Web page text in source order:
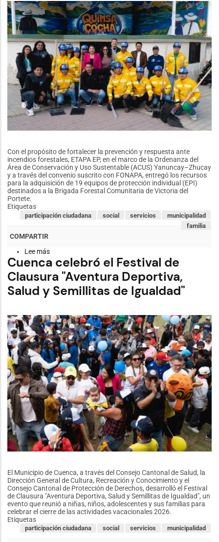
Cuenca
se
mantienen
sin
cambios
Con el propósito de fortalecer la prevención y respuesta ante
incendios forestales, ETAPA EP, en el marco de la Ordenanza del
Área de Conservación y Uso Sustentable (ACUS) Yanuncay–Zhucay
y a través del convenio suscrito con FONAPA, entregó los recursos
para la adquisición de 19 equipos de protección individual (EPI)
destinados a la Brigada Forestal Comunitaria de Victoria del
Portete.
Etiquetas
municipalidad
servicios
social
participación ciudadana
familia
Lee más
ETAPA
EP
fortalece
las
brigadas
con
nuevos
equipos
de
protección
Cuenca celebró el Festival de
Clausura "Aventura Deportiva,
Salud y Semillitas de Igualdad"
El Municipio de Cuenca, a través del Consejo Cantonal de Salud, la
Dirección General de Cultura, Recreación y Conocimiento y el
Consejo Cantonal de Protección de Derechos, desarrolló el Festival
de Clausura "Aventura Deportiva, Salud y Semillitas de Igualdad", un
evento que reunió a niñas, niños, adolescentes y sus familias para
celebrar el cierre de las actividades vacacionales 2026.
Etiquetas
municipalidad
servicios
social
participación ciudadana